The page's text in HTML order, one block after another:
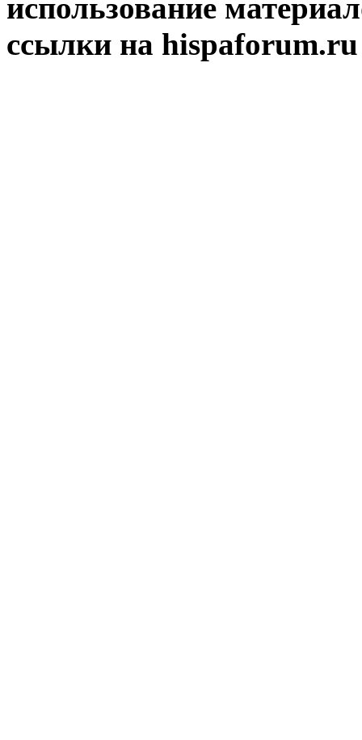
использование
ссылки на hispaforum.ru